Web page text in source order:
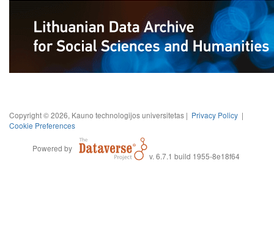
Copyright © 2026, Kauno technologijos universitetas | Privacy Policy |
Cookie Preferences
Powered by
v. 6.7.1 build 1955-8e18f64